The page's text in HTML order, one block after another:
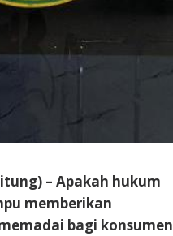
– Apakah hukum
memberikan
bagi konsumen